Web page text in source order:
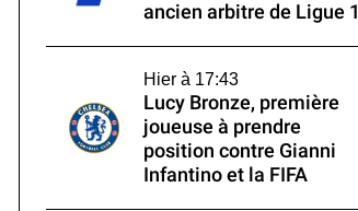
ancien arbitre de Ligue 1
Hier à 17:43
Lucy Bronze, première
joueuse à prendre
position contre Gianni
Infantino et la FIFA